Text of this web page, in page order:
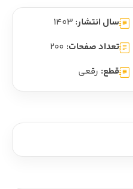
سال انتشار: 1403
تعداد صفحات: 200
قطع: رقعی